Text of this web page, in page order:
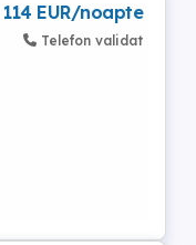
114 EUR/noapte
Telefon validat